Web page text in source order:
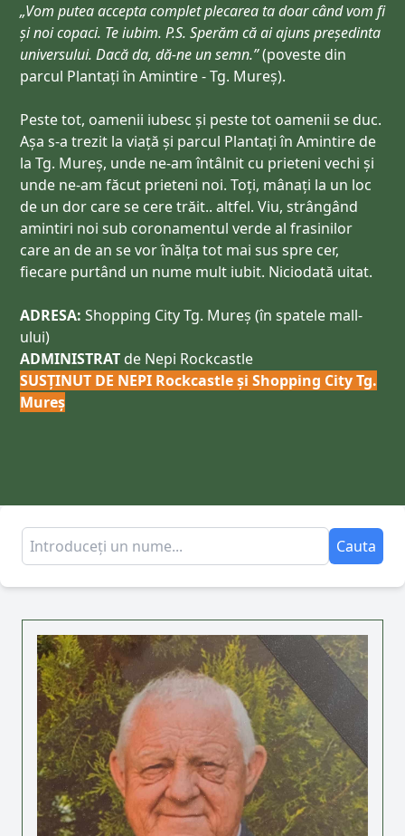
„Vom putea accepta complet plecarea ta doar când vom fi
și noi copaci. Te iubim. P.S. Sperăm că ai ajuns președinta
universului. Dacă da, dă-ne un semn.”(poveste din
parcul Plantați în Amintire - Tg. Mureș).
Peste tot, oamenii iubesc și peste tot oamenii se duc.
Așa s-a trezit la viață și parcul Plantați în Amintire de
la Tg. Mureș, unde ne-am întâlnit cu prieteni vechi și
unde ne-am făcut prieteni noi. Toți, mânați la un loc
de un dor care se cere trăit.. altfel. Viu, strângând
amintiri noi sub coronamentul verde al frasinilor
care an de an se vor înălța tot mai sus spre cer,
fiecare purtând un nume mult iubit. Niciodată uitat.
ADRESA: Shopping City Tg. Mureș (în spatele mall-
ului)
ADMINISTRAT de Nepi Rockcastle
SUSȚINUT DE NEPI Rockcastle și Shopping City Tg.
Mureș
Cauta